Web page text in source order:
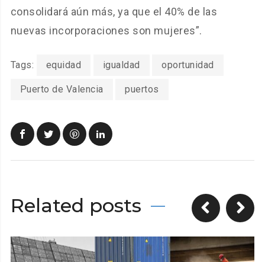
consolidará aún más, ya que el 40% de las
nuevas incorporaciones son mujeres”.
Tags: equidad igualdad oportunidad
Puerto de Valencia puertos
Related posts